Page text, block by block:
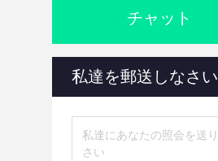
チャット
私達を郵送しなさい